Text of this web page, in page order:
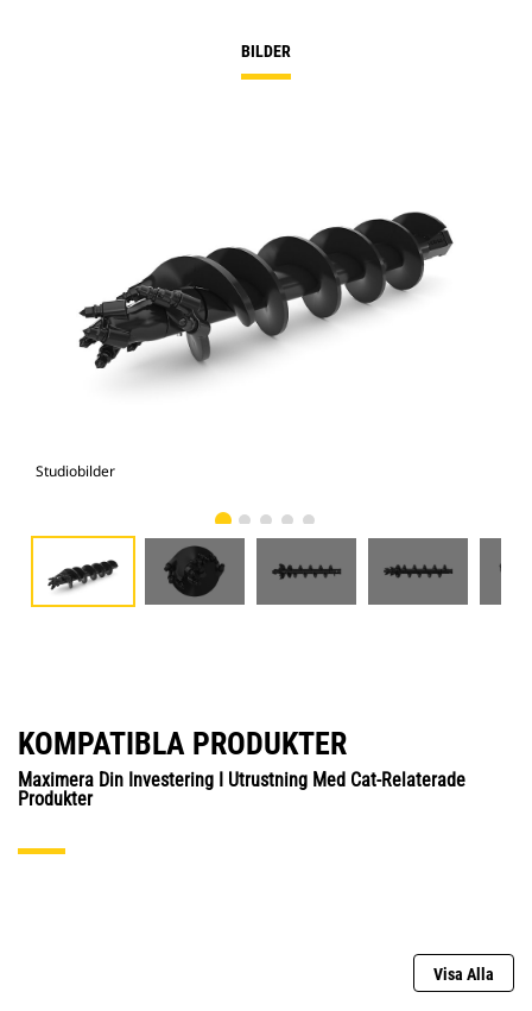
BILDER
Studiobilder
KOMPATIBLA PRODUKTER
Maximera Din Investering I Utrustning Med Cat-Relaterade
Produkter
Visa Alla